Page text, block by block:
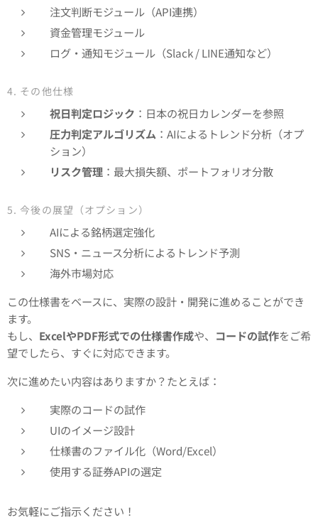
注文判断モジュール（API連携）
資金管理モジュール
ログ・通知モジュール（Slack / LINE通知など）
4. その他仕様
祝日判定ロジック ：日本の祝日カレンダーを参照
圧力判定アルゴリズム ：AIによるトレンド分析（オプ
ション）
リスク管理 ：最大損失額、ポートフォリオ分散
5. 今後の展望（オプション）
AIによる銘柄選定強化
SNS・ニュース分析によるトレンド予測
海外市場対応
この仕様書をベースに、実際の設計・開発に進めることができ
ます。
もし、 ExcelやPDF形式での仕様書作成や、 コードの試作をご希
望でしたら、すぐに対応できます。
次に進めたい内容はありますか？たとえば：
実際のコードの試作
UIのイメージ設計
仕様書のファイル化（Word/Excel）
使用する証券APIの選定
お気軽にご指示ください！